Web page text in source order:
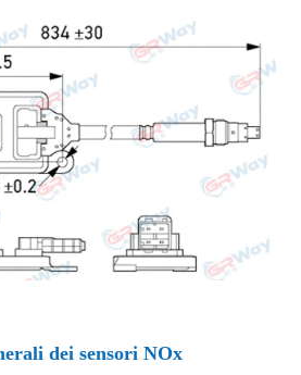
dei sensori NOx